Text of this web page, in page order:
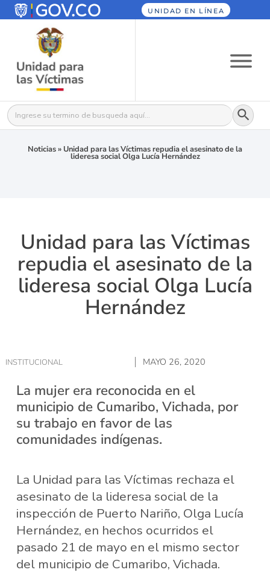
UNIDAD EN LÍNEA
Buscar: Botón
Noticias» Unidad para las Víctimas repudia el asesinato de la
lideresa social Olga Lucía Hernández
Unidad para las Víctimas
repudia el asesinato de la
lideresa social Olga Lucía
Hernández
INSTITUCIONAL MAYO 26, 2020
La mujer era reconocida en el
municipio de Cumaribo, Vichada, por
su trabajo en favor de las
comunidades indígenas.
La Unidad para las Víctimas rechaza el
asesinato de la lideresa social de la
inspección de Puerto Nariño, Olga Lucía
Hernández, en hechos ocurridos el
pasado 21 de mayo en el mismo sector
del municipio de Cumaribo, Vichada.